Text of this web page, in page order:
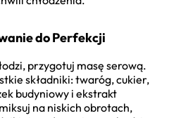
do Perfekcji
przygotuj masę serową.
składniki: twaróg, cukier,
budyniowy i ekstrakt
na niskich obrotach,